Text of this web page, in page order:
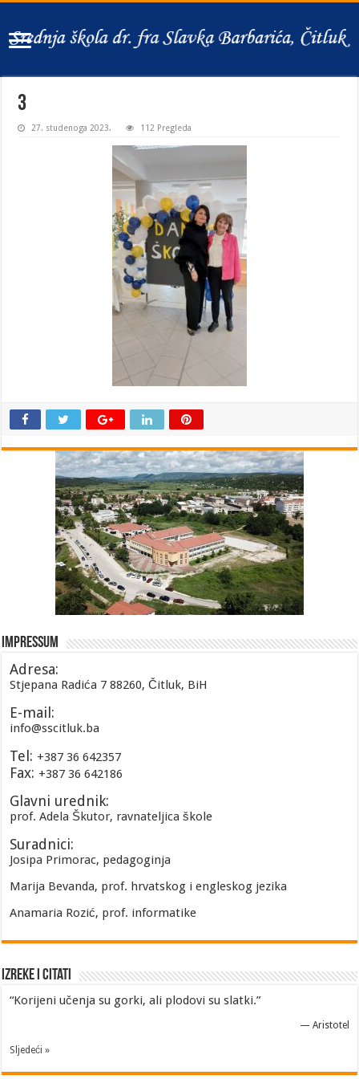
3
27. studenoga 2023. 112 Pregleda
Impressum
Adresa:
Stjepana Radića 7 88260, Čitluk, BiH
E-mail:
info@sscitluk.ba
Tel: +387 36 642357
Fax: +387 36 642186
Glavni urednik:
prof. Adela Škutor, ravnateljica škole
Suradnici:
Josipa Primorac, pedagoginja
Marija Bevanda, prof. hrvatskog i engleskog jezika
Anamaria Rozić, prof. informatike
Izreke i Citati
“Korijeni učenja su gorki, ali plodovi su slatki.”
— Aristotel
Sljedeći »